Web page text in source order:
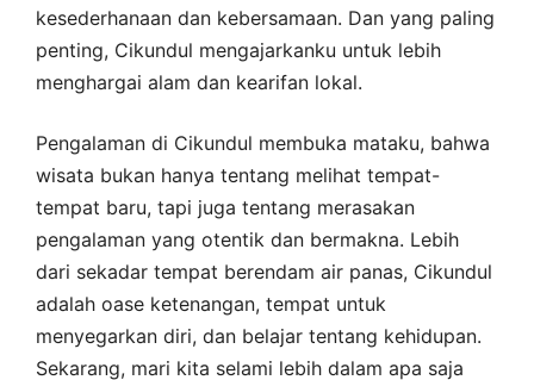
kesederhanaan dan kebersamaan. Dan yang paling
penting, Cikundul mengajarkanku untuk lebih
menghargai alam dan kearifan lokal.
Pengalaman di Cikundul membuka mataku, bahwa
wisata bukan hanya tentang melihat tempat-
tempat baru, tapi juga tentang merasakan
pengalaman yang otentik dan bermakna. Lebih
dari sekadar tempat berendam air panas, Cikundul
adalah oase ketenangan, tempat untuk
menyegarkan diri, dan belajar tentang kehidupan.
Sekarang, mari kita selami lebih dalam apa saja